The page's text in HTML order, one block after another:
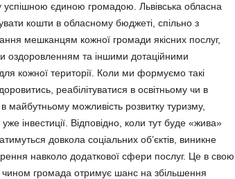
єдиною громадою. Львівська обласна
кошти в обласному бюджеті, спільно з
мешканцям кожної громади якісних послуг,
оздоровленням та іншими дотаційними
кожної території. Коли ми формуємо такі
реабілітува­тися в освітньому чи в
можливість розвитку туризму,
інвестиції. Відповідно, коли тут буде «жива»
довкола соціальних об’єк­тів, виникне
навколо додаткової сфери послуг. Це в свою
чином громада отримує шанс на збільшення